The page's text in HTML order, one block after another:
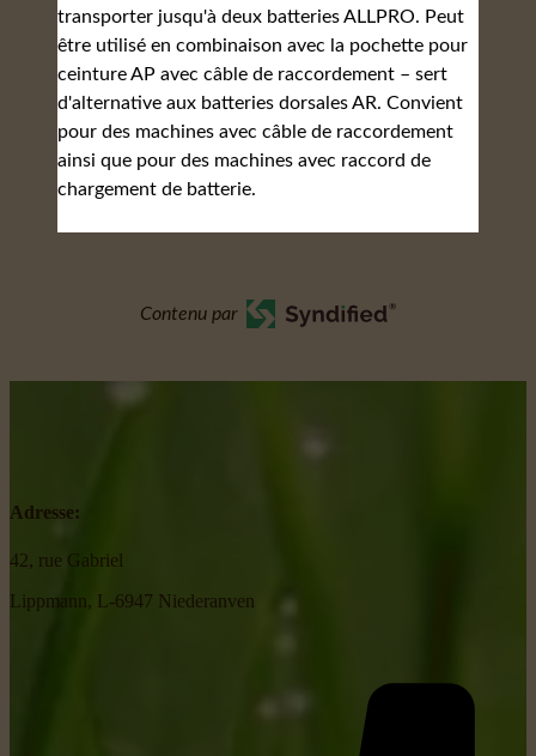
transporter jusqu'à deux batteries ALLPRO. Peut
être utilisé en combinaison avec la pochette pour
ceinture AP avec câble de raccordement – sert
d'alternative aux batteries dorsales AR. Convient
pour des machines avec câble de raccordement
ainsi que pour des machines avec raccord de
chargement de batterie.
Contenu par
Adresse:
42, rue Gabriel
Lippmann, L-6947 Niederanven